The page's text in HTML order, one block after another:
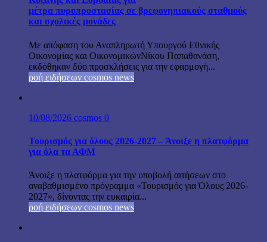
μέτρα πυροπροστασίας σε βρεφονηπιακούς σταθμούς
και σχολικές μονάδες
Με απόφαση του Αναπληρωτή Υπουργού Εθνικής
Οικονομίας και ΟικονομικώνΝίκου Παπαθανάση,
εκδόθηκαν δύο προσκλήσεις για την εφαρμογή...
ροή ειδήσεων cosmos news
10/08/2026 cosmos 0
Τουρισμός για όλους 2026-2027 – Άνοιξε η πλατφόρμα
για όλα τα ΑΦΜ
Άνοιξε η πλατφόρμα για την υποβολή αιτήσεων στο
αναβαθμισμένο πρόγραμμα «Τουρισμός για Όλους 2026-
2027», δίνοντας την ευκαιρία...
ροή ειδήσεων cosmos news